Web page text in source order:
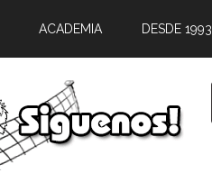
ACADEMIA DESDE 1993